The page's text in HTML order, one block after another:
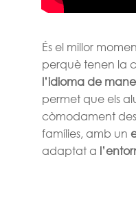
És el millor
perquè tenen la
l’idioma de
permet que els
còmodament
famílies, amb un
adaptat a